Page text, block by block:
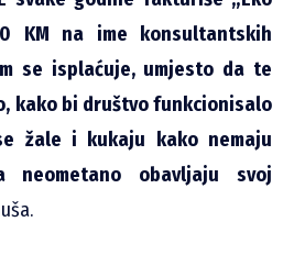
KM na ime konsultantskih
se isplaćuje, umjesto da te
kako bi društvo funkcionisalo
žale i kukaju kako nemaju
neometano obavljaju svoj